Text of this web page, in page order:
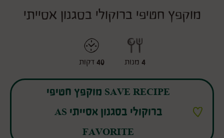
מוקפץ חטיפי ברוקולי בסגנון אסייתי
מָנָה
4 מנות
משך
40 דקות
SAVE RECIPE מוקפץ חטיפי
ברוקולי בסגנון אסייתי AS
FAVORITE